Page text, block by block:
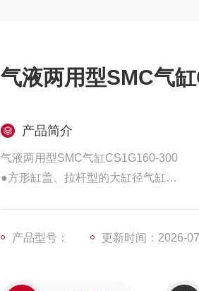
气液两用型SMC气
产品简介
气液两用型SMC气缸CS1G160-300
●方形缸盖、拉杆型的大缸径气缸
产品型号： 更新时间：2026-